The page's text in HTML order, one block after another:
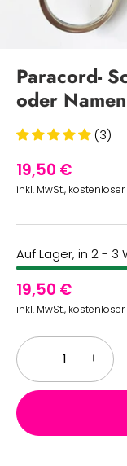
Paracord-
oder Namen
(3)
19,50 €
inkl. MwSt., kostenloser
Auf Lager, in 2 - 3
19,50 €
inkl. MwSt., kostenloser
− +